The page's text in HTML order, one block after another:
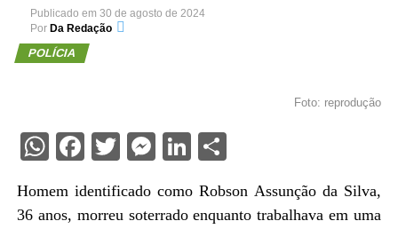
Publicado em 30 de agosto de 2024
Por Da Redação
POLÍCIA
Foto: reprodução
WhatsApp
Facebook
Twitter
Messenger
LinkedIn
Share
Homem identificado como Robson Assunção da Silva,
36 anos, morreu soterrado enquanto trabalhava em uma